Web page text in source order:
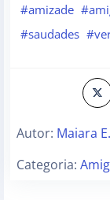
#amizade
#saudades
Autor: Maiara
Categoria: